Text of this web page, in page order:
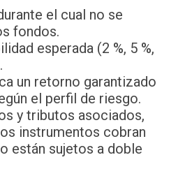
el cual no se
fondos.
esperada (2 %, 5 %,
un retorno garantizado
el perfil de riesgo.
y tributos asociados,
instrumentos cobran
están sujetos a doble